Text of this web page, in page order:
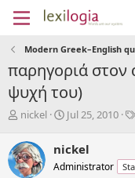
Modern Greek–English
παρηγοριά
ψυχή του)
T
r
e
a
nickel
S
r
t
Jul 25, 2010
nickel
Administrator